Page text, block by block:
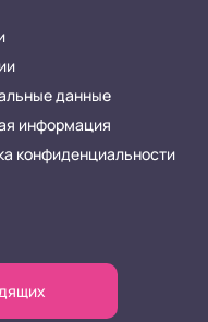
данные
информация
конфиденциальности